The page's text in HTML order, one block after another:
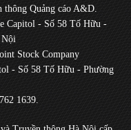
thông Quảng cáo A&D.
Capitol - Số 58 Tố Hữu -
Nội
Stock Company
- Số 58 Tố Hữu - Phường
1639.